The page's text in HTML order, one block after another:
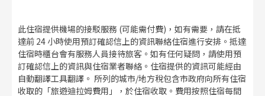
此住宿提供機場的接駁服務 (可能需付費)，如有需要，請在抵
達前 24 小時使用預訂確認信上的資訊聯絡住宿進行安排。抵達
住宿時櫃台會有服務人員接待旅客。如有任何疑問，請使用預
訂確認信上的資訊與住宿業者聯絡。住宿提供的資訊可能經由
自動翻譯工具翻譯。 所列的城市/地方稅包含市政府向所有住宿
收取的「旅遊迪拉姆費用」，於住宿收取。費用按照住宿每間